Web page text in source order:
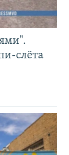
слёта